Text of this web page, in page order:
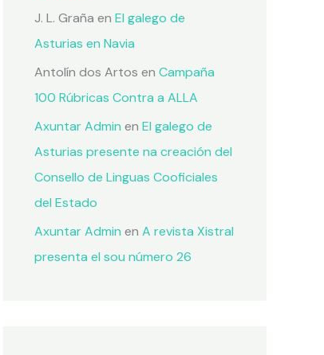
J. L. Graña enEl galego de
Asturias en Navia
Antolín dos Artos enCampaña
100 Rúbricas Contra a ALLA
Axuntar Admin enEl galego de
Asturias presente na creación del
Consello de Linguas Cooficiales
del Estado
Axuntar Admin enA revista Xistral
presenta el sou número 26